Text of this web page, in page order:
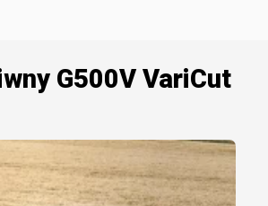
G500V VariCut